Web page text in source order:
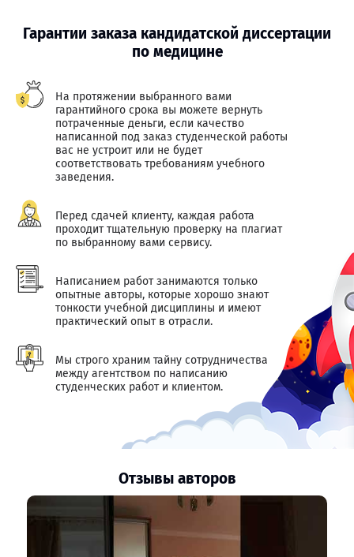
Гарантии заказа кандидатской диссертации
по медицине
На протяжении выбранного вами
гарантийного срока вы можете вернуть
потраченные деньги, если качество
написанной под заказ студенческой работы
вас не устроит или не будет
соответствовать требованиям учебного
заведения.
Перед сдачей клиенту, каждая работа
проходит тщательную проверку на плагиат
по выбранному вами сервису.
Написанием работ занимаются только
опытные авторы, которые хорошо знают
тонкости учебной дисциплины и имеют
практический опыт в отрасли.
Мы строго храним тайну сотрудничества
между агентством по написанию
студенческих работ и клиентом.
Отзывы авторов